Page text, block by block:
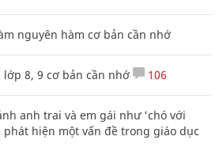
nguyên hàm cơ bản cần nhớ
lớp 8, 9 cơ bản cần nhớ 106
anh trai và em gái như 'chó với
hiện một vấn đề trong giáo dục